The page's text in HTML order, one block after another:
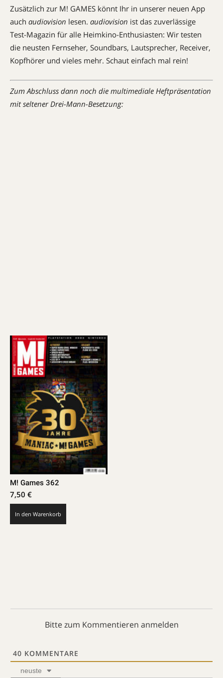
Zusätzlich zur M! GAMES könnt Ihr in unserer neuen App
auch audiovision lesen. audiovision ist das zuverlässige
Test-Magazin für alle Heimkino-Enthusiasten: Wir testen
die neusten Fernseher, Soundbars, Lautsprecher, Receiver,
Kopfhörer und vieles mehr. Schaut einfach mal rein!
Zum Abschluss dann noch die multimediale Heftpräsentation
mit seltener Drei-Mann-Besetzung:
M! Games 362
7,50 €
In den Warenkorb
Bitte zum Kommentieren anmelden
40 KOMMENTARE
neuste